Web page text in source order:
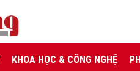
KHOA HỌC & CÔNG NGHỆ